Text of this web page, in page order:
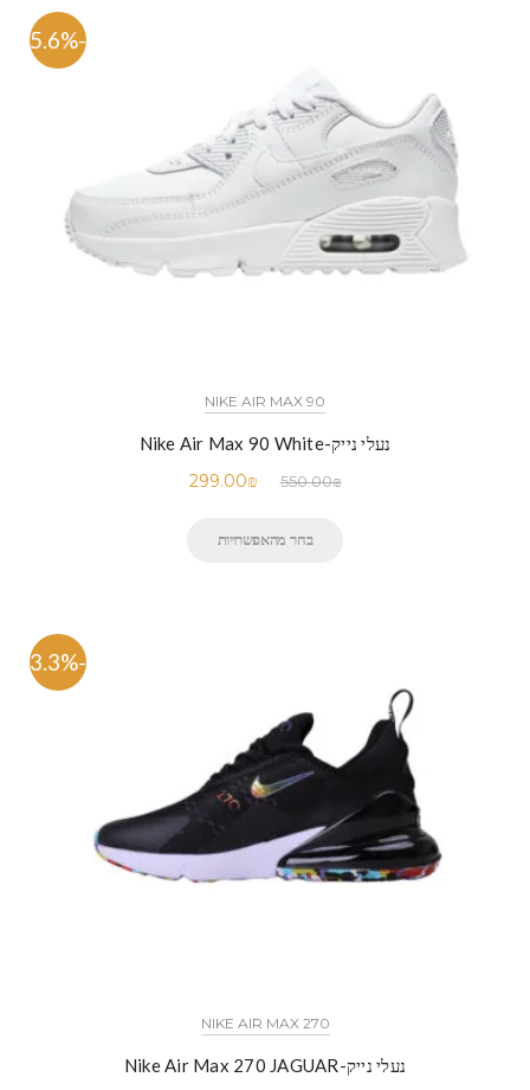
-45.6%
NIKE AIR MAX 90
נעלי נייק-Nike Air Max 90 White
550.00₪
299.00₪
בחר מהאפשרויות
-53.3%
NIKE AIR MAX 270
נעלי נייק-Nike Air Max 270 JAGUAR